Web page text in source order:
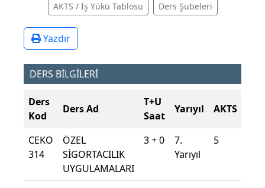
AKTS / İş Yükü Tablosu Ders Şubeleri
Yazdır
DERS BİLGİLERİ
Ders
Kod
Ders Ad
T+U
Saat
Yarıyıl AKTS
CEKO
314
ÖZEL
SİGORTACILIK
UYGULAMALARI
3 + 0
7.
Yarıyıl
5